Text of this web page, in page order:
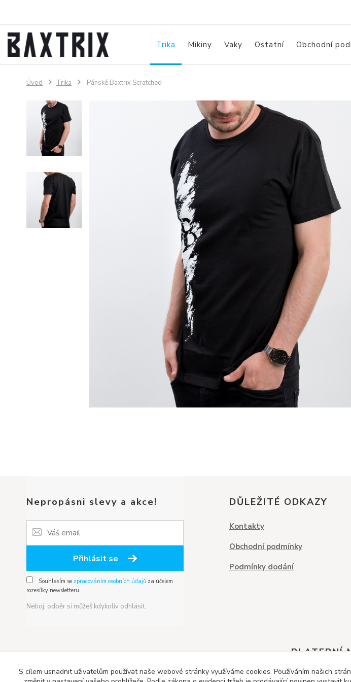
Trika Mikiny Vaky Ostatní Obchodní
Úvod Trika Pánské Baxtrix Scratched
Nepropásni slevy a akce!
Přihlásit se
Souhlasím se zpracováním osobních údajů za účelem
rozesílky newsletteru.
Neboj, odběr si můžeš kdykoliv odhlásit.
DŮLEŽITÉ ODKAZY
Kontakty
Obchodní podmínky
Podmínky dodání
PLATEBNÍ
S cílem usnadnit uživatelům používat naše webové stránky využíváme cookies. Používáním našich